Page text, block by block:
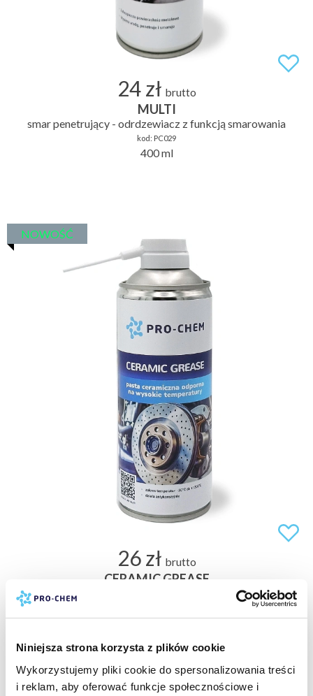
Niniejsza strona korzysta z plików cookie
Wykorzystujemy pliki cookie do spersonalizowania treści
i reklam, aby oferować funkcje społecznościowe i
24 zł brutto
MULTI
smar penetrujący - odrdzewiacz z funkcją smarowania
kod: PC029
400 ml
NOWOŚĆ
26 zł brutto
CERAMIC GREASE
pasta ceramiczna odporna na wysokie temperatury
kod:PC038